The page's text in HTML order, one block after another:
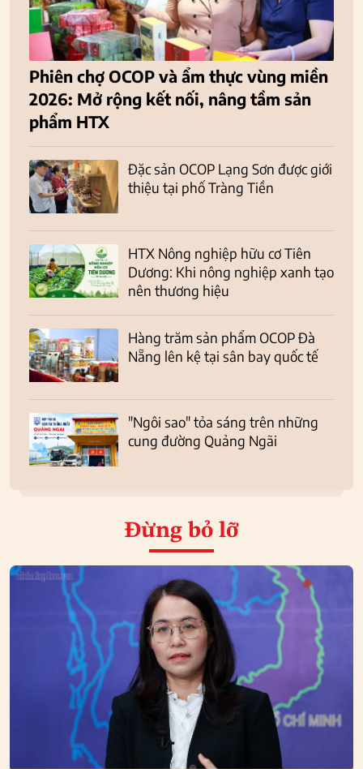
Phiên chợ OCOP và ẩm thực vùng miền
2026: Mở rộng kết nối, nâng tầm sản
phẩm HTX
Đặc sản OCOP Lạng Sơn được giới
thiệu tại phố Tràng Tiền
HTX Nông nghiệp hữu cơ Tiên
Dương: Khi nông nghiệp xanh tạo
nên thương hiệu
Hàng trăm sản phẩm OCOP Đà
Nẵng lên kệ tại sân bay quốc tế
"Ngôi sao" tỏa sáng trên những
cung đường Quảng Ngãi
Đừng bỏ lỡ